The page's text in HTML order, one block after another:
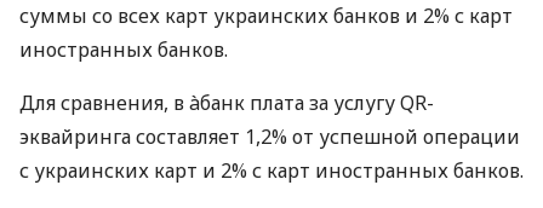
суммы со всех карт украинских банков и 2% с карт
иностранных банков.
Для сравнения, в àбанк плата за услугу QR-
эквайринга составляет 1,2% от успешной операции
с украинских карт и 2% с карт иностранных банков.